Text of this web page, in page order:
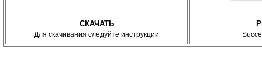
СКАЧАТЬ
Для скачивания следуйте инструкции